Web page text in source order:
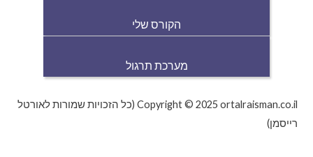
הקורס שלי
מערכת תרגול
Copyright © 2025 ortalraisman.co.il (כל הזכויות שמורות לאורטל
רייסמן)